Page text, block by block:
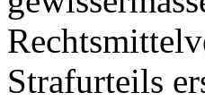
Strafurteils